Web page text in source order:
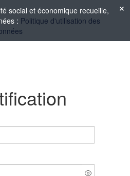
social et économique recueille,
: Politique d'utilisation des